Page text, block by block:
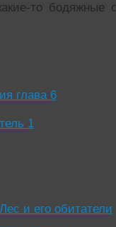
то
глава 6
1
и его обитатели